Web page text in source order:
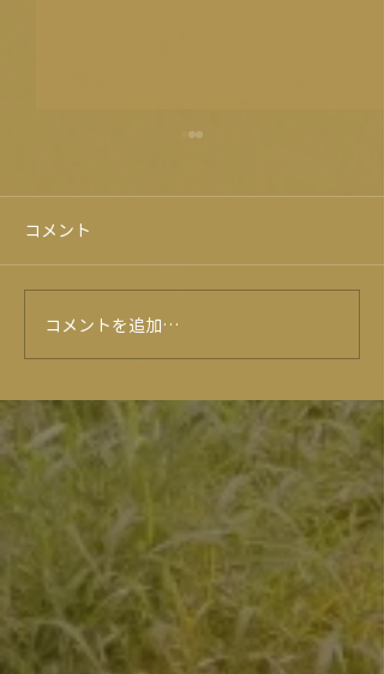
★6月のイベントカレンダ
ー★
コメント
コメントを追加…